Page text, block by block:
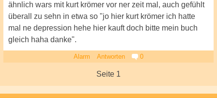
ähnlich wars mit kurt krömer vor ner zeit mal, auch gefühlt
überall zu sehn in etwa so "jo hier kurt krömer ich hatte
mal ne depression hehe hier kauft doch bitte mein buch
gleich haha danke".
Alarm Antworten 0
Seite 1